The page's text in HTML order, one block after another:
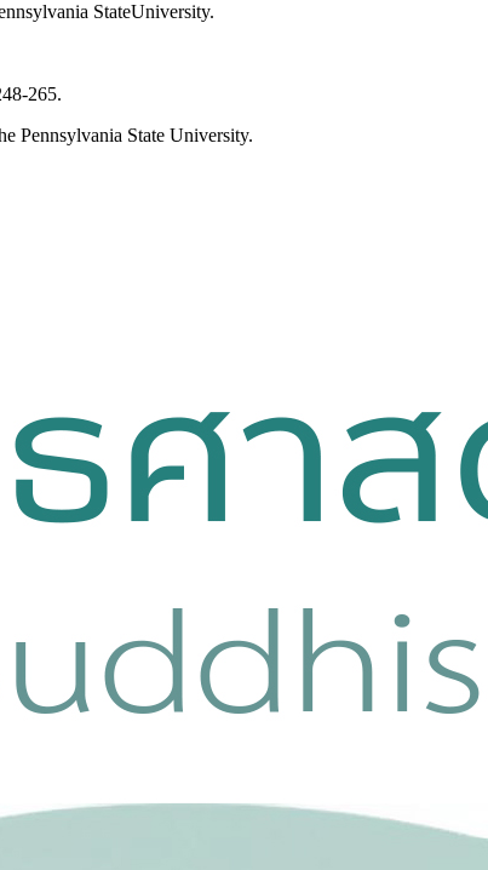
StateUniversity.
265.
Pennsylvania State University.